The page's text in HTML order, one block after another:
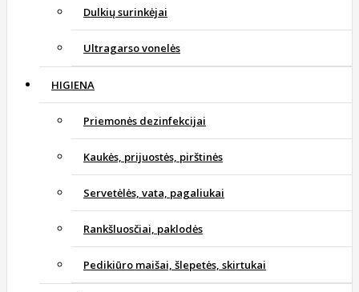
Dulkių surinkėjai
Ultragarso vonelės
HIGIENA
Priemonės dezinfekcijai
Kaukės, prijuostės, pirštinės
Servetėlės, vata, pagaliukai
Rankšluosčiai, paklodės
Pedikiūro maišai, šlepetės, skirtukai